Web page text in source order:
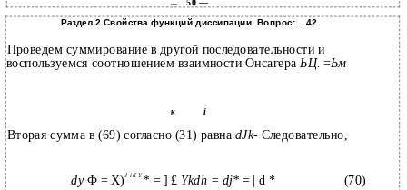
—
Раздел 2.Свойства функций диссипации. Вопрос: ...42.
Проведем суммирование в другой последовательности и
воспользуемся соотношением взаимности ОнсагераЬЦ.=Ьм
к i
Вторая сумма в (69) согласно (31) равна dJk- Следовательно,
dyФ = X)J i d Y* = ] £ Ykdh = dj*= | d * (70)